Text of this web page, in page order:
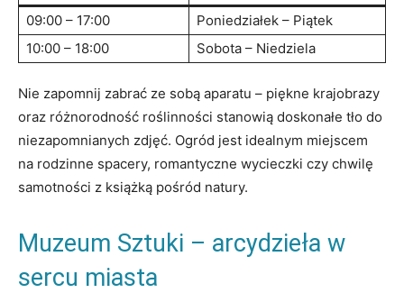
09:00 – 17:00
Poniedziałek – Piątek
10:00 – 18:00
Sobota – Niedziela
Nie zapomnij zabrać ze sobą aparatu – piękne krajobrazy
oraz różnorodność roślinności stanowią doskonałe tło do
niezapomnianych zdjęć. Ogród jest idealnym miejscem
na rodzinne spacery, romantyczne wycieczki czy chwilę
samotności z książką pośród natury.
Muzeum Sztuki – arcydzieła w
sercu miasta